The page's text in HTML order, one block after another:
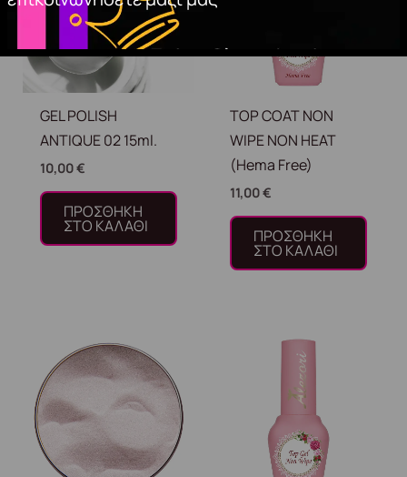
GEL POLISH
ANTIQUE 02 15ml.
10,00€
ΠΡΟΣΘΉΚΗ
ΣΤΟ ΚΑΛΆΘΙ
TOP COAT NON
WIPE NON HEAT
(Hema Free)
11,00€
ΠΡΟΣΘΉΚΗ
ΣΤΟ ΚΑΛΆΘΙ